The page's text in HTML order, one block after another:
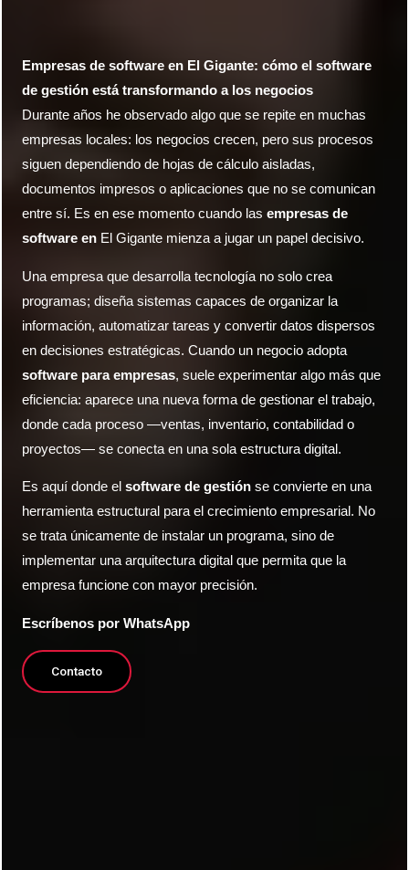
Empresas de software en El Gigante: cómo el software
de gestión está transformando a los negocios
Durante años he observado algo que se repite en muchas
empresas locales: los negocios crecen, pero sus procesos
siguen dependiendo de hojas de cálculo aisladas,
documentos impresos o aplicaciones que no se comunican
entre sí. Es en ese momento cuando lasempresas de
software en El Gigante mienza a jugar un papel decisivo.
Una empresa que desarrolla tecnología no solo crea
programas; diseña sistemas capaces de organizar la
información, automatizar tareas y convertir datos dispersos
en decisiones estratégicas. Cuando un negocio adopta
software para empresas, suele experimentar algo más que
eficiencia: aparece una nueva forma de gestionar el trabajo,
donde cada proceso —ventas, inventario, contabilidad o
proyectos— se conecta en una sola estructura digital.
Es aquí donde elsoftware de gestión se convierte en una
herramienta estructural para el crecimiento empresarial. No
se trata únicamente de instalar un programa, sino de
implementar una arquitectura digital que permita que la
empresa funcione con mayor precisión.
Escríbenos por WhatsApp
Contacto